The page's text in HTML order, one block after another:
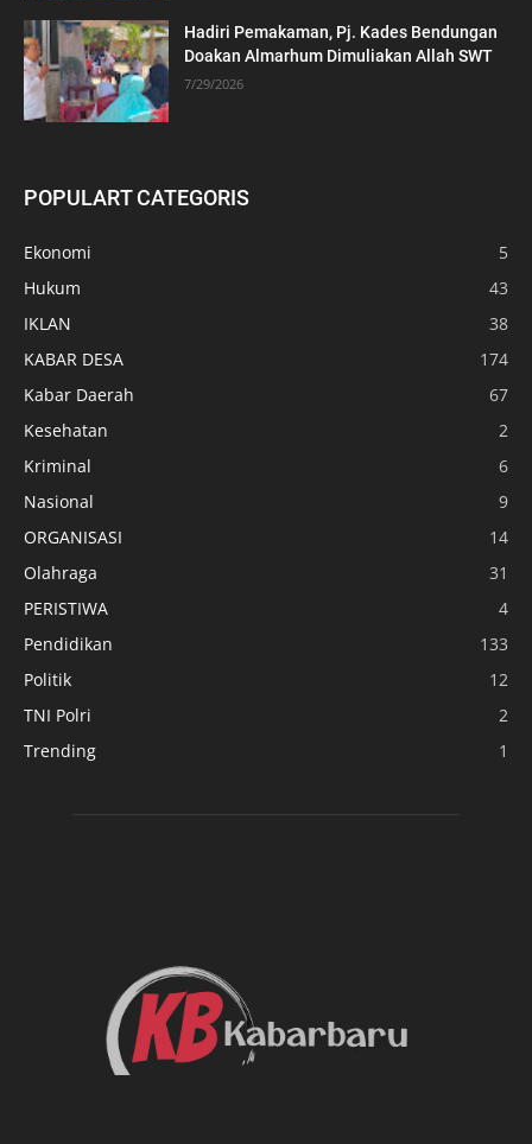
Hadiri Pemakaman, Pj. Kades Bendungan
Doakan Almarhum Dimuliakan Allah SWT
7/29/2026
POPULART CATEGORIS
Ekonomi
5
Hukum
43
IKLAN
38
KABAR DESA
174
Kabar Daerah
67
Kesehatan
2
Kriminal
6
Nasional
9
ORGANISASI
14
Olahraga
31
PERISTIWA
4
Pendidikan
133
Politik
12
TNI Polri
2
Trending
1